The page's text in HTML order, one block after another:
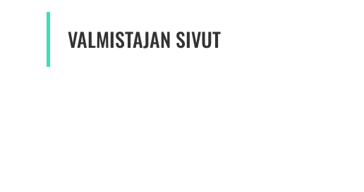
VALMISTAJAN SIVUT